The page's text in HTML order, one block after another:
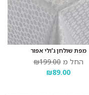
מפת שולחן ג'ולי אפור
החל מ ₪199.00
₪89.00